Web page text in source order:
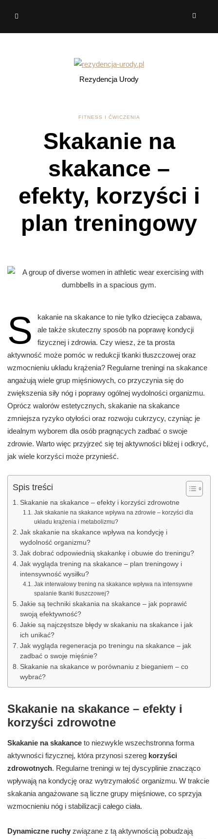
Rezydencja Urody
FITNESS I ĆWICZENIA
Skakanie na
skakance –
efekty, korzyści i
plan treningowy
S
kakanie na skakance to nie tylko dziecięca zabawa,
ale także skuteczny sposób na poprawę kondycji
fizycznej i zdrowia. Czy wiesz, że ta prosta
aktywność może pomóc w redukcji tkanki tłuszczowej oraz
wzmocnieniu układu krążenia? Regularne treningi na skakance
angażują wiele grup mięśniowych, co przyczynia się do
zwiększenia siły nóg i poprawy ogólnej wydolności organizmu.
Oprócz walorów estetycznych, skakanie na skakance
zmniejsza ryzyko otyłości oraz rozwoju cukrzycy, czyniąc je
idealnym wyborem dla osób pragnących zadbać o swoje
zdrowie. Warto więc przyjrzeć się tej aktywności bliżej i odkryć,
jak wiele korzyści może przynieść.
Spis treści
Skakanie na skakance – efekty i korzyści zdrowotne
Jak skakanie na skakance wpływa na zdrowie – korzyści dla
układu krążenia i metabolizmu?
Jak skakanie na skakance wpływa na kondycję i
wydolność organizmu?
Jak dobrać odpowiednią skakankę i obuwie do treningu?
Jak wygląda trening na skakance – plan treningowy i
intensywność wysiłku?
Jak interwałowy trening na skakance wpływa na intensywne
spalanie tkanki tłuszczowej?
Jakie są techniki skakania na skakance – jak poprawić
swoją efektywność?
Jakie są najczęstsze błędy w skakaniu na skakance i jak
ich unikać?
Jak wygląda regeneracja po treningu na skakance – jak
zadbać o swoje mięśnie?
Skakanie na skakance w porównaniu z bieganiem – co
wybrać?
Skakanie na skakance – efekty i
korzyści zdrowotne
Skakanie na skakance to niezwykle wszechstronna forma
aktywności fizycznej, która przynosi szereg korzyści
zdrowotnych. Regularne treningi w tej dyscyplinie znacząco
wpływają na kondycję oraz wytrzymałość organizmu. W trakcie
skakania angażowane są liczne grupy mięśniowe, co sprzyja
wzmocnieniu nóg i stabilizacji całego ciała.
Dynamiczne ruchy związane z tą aktywnością pobudzają